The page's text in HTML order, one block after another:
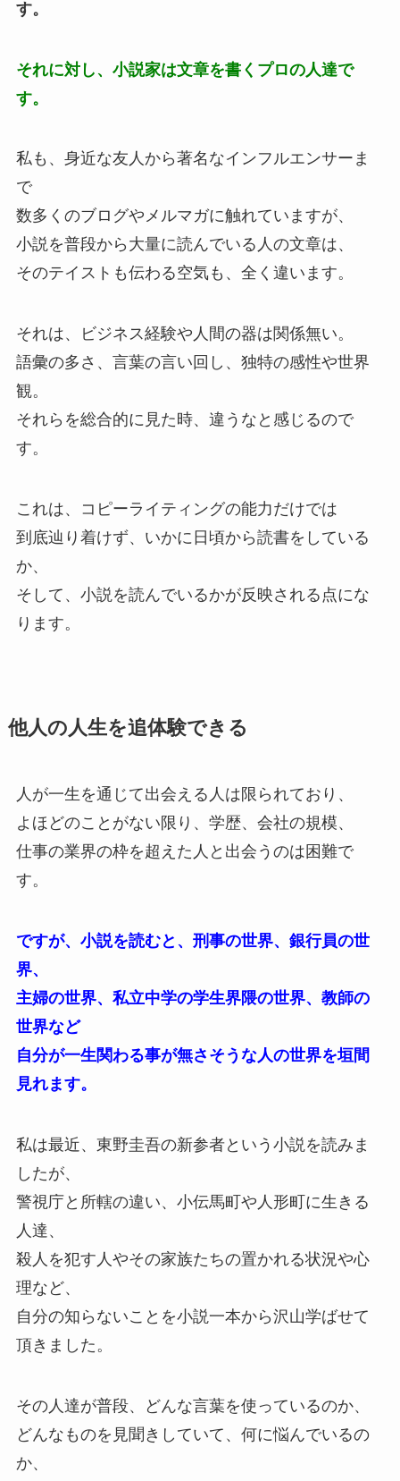
す。
それに対し、小説家は文章を書くプロの人達で
す。
私も、身近な友人から著名なインフルエンサーま
で
数多くのブログやメルマガに触れていますが、
小説を普段から大量に読んでいる人の文章は、
そのテイストも伝わる空気も、全く違います。
それは、ビジネス経験や人間の器は関係無い。
語彙の多さ、言葉の言い回し、独特の感性や世界
観。
それらを総合的に見た時、違うなと感じるので
す。
これは、コピーライティングの能力だけでは
到底辿り着けず、いかに日頃から読書をしている
か、
そして、小説を読んでいるかが反映される点にな
ります。
他人の人生を追体験できる
人が一生を通じて出会える人は限られており、
よほどのことがない限り、学歴、会社の規模、
仕事の業界の枠を超えた人と出会うのは困難で
す。
ですが、小説を読むと、刑事の世界、銀行員の世
界、
主婦の世界、私立中学の学生界隈の世界、教師の
世界など
自分が一生関わる事が無さそうな人の世界を垣間
見れます。
私は最近、東野圭吾の新参者という小説を読みま
したが、
警視庁と所轄の違い、小伝馬町や人形町に生きる
人達、
殺人を犯す人やその家族たちの置かれる状況や心
理など、
自分の知らないことを小説一本から沢山学ばせて
頂きました。
その人達が普段、どんな言葉を使っているのか、
どんなものを見聞きしていて、何に悩んでいるの
か、